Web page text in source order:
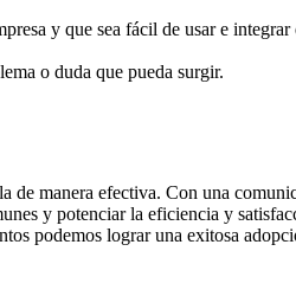
y que sea fácil de usar e
o duda que pueda surgir.
de manera efectiva. Con una
y potenciar la eficiencia y
podemos lograr una exitosa